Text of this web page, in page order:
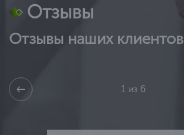
Отзывы
Отзывы наших клиентов
1 из 6